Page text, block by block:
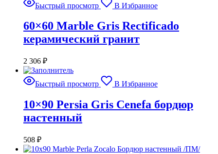
Быстрый просмотр В Избранное
60×60 Marble Gris Rectificado
керамический гранит
2 306 ₽
Быстрый просмотр В Избранное
10×90 Persia Gris Cenefa бордюр
настенный
508 ₽